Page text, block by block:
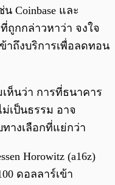
Coinbase และ
ที่ถูกกล่าวหาว่า จงใจ
าถึงบริการเพื่อลดทอน
ห็นว่า การที่ธนาคาร
เป็นธรรม อาจ
างเลือกที่แย่กว่า
Horowitz (a16z)
ดอลลาร์เข้า